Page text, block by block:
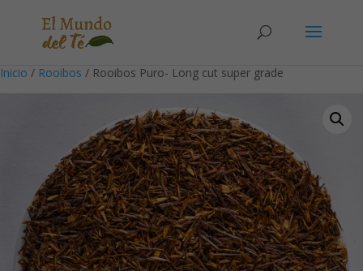
Inicio / Rooibos / Rooibos Puro- Long cut super grade